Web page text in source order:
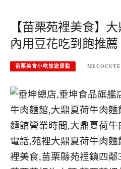
【苗栗苑裡美食】
內用豆花吃到飽推薦
苗栗美食小吃旅遊景點 MECOCUTE